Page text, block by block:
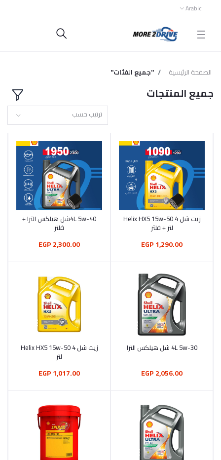
Arabic
الصفحة الرئيسية "جميع الفئات"
جميع المنتجات
ترتيب حسب
أضف إلى السلة
زيت شل Helix HX5 15w-50 4
لتر + فلتر
1,290.00 EGP
أضف إلى السلة
4L 5w-40شل هيلكس الترا +
فلتر
2,300.00 EGP
أضف إلى السلة4L 5w-30 شل هيلكس الترا
2,056.00 EGP
أضف إلى السلة
زيت شل Helix HX5 15w-50 4
لتر
1,017.00 EGP